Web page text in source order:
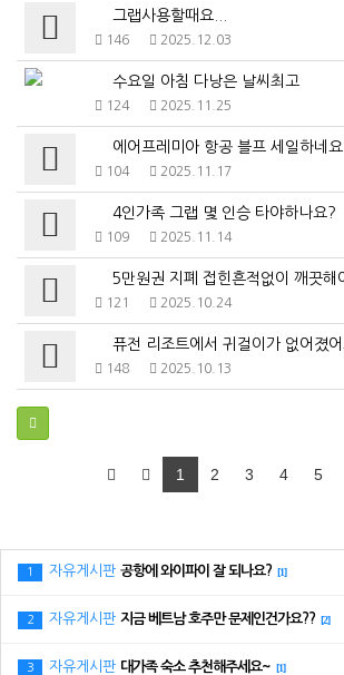
그랩사용할때요...
146 2025.12.03
수요일 아침 다낭은 날씨최고
124 2025.11.25
에어프레미아 항공 블프 세일하네요
104 2025.11.17
4인가족 그랩 몇 인승 타야하나요?
109 2025.11.14
5만원권 지폐 접힌흔적없이 깨끗해야
121 2025.10.24
퓨전 리조트에서 귀걸이가 없어졌어
148 2025.10.13
1 2 3 4 5
1 자유게시판 공항에 와이파이 잘 되나요? [1]
2 자유게시판 지금 베트남 호주만 문제인건가요?? [2]
3 자유게시판 대가족 숙소 추천해주세요~ [1]